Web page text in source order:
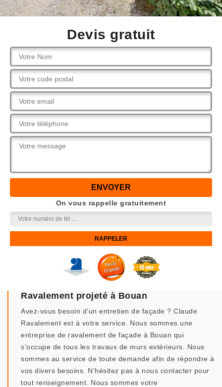
Devis gratuit
On vous rappelle gratuitement
Ravalement projeté à Bouan
Avez-vous besoin d’un entretien de façade ? Claude
Ravalement est à votre service. Nous sommes une
entreprise de ravalement de façade à Bouan qui
s’occupe de tous les travaux de murs extérieurs. Nous
sommes au service de toute demande afin de répondre à
vos divers besoins. N’hésitez pas à nous contacter pour
tout renseignement. Nous sommes votre